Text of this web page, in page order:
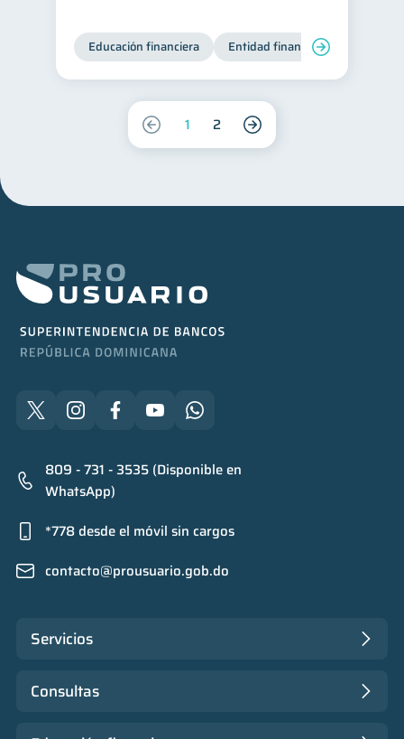
Educación financiera Entidad financiera
1 2
809 - 731 - 3535 (Disponible en
WhatsApp)
*778 desde el móvil sin cargos
contacto@prousuario.gob.do
Servicios
Consultas